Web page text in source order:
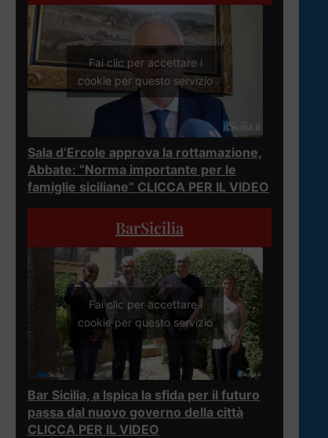
Fai clic per accettare i
cookie per questo servizio
Sala d’Ercole approva la rottamazione,
Abbate: “Norma importante per le
famiglie siciliane” CLICCA PER IL VIDEO
BarSicilia
Fai clic per accettare i
cookie per questo servizio
Bar Sicilia, a Ispica la sfida per il futuro
passa dal nuovo governo della città
CLICCA PER IL VIDEO